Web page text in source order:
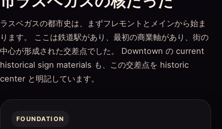
ラスベガスの都市史は、まずフレモントとメインから始ま
ります。 ここは鉄道駅があり、最初の商業軸があり、街の
中心が形成された交差点でした。 Downtown の current
historical sign materials も、この交差点を historic
center と明記しています。
FOUNDATION